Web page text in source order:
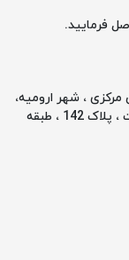
فرمایید.
، شهر ارومیه،
محله نبوت ، کوچه شانزدهم[اول نگین] ، بلوار نبوت ، پلاک 142 ، طبقه